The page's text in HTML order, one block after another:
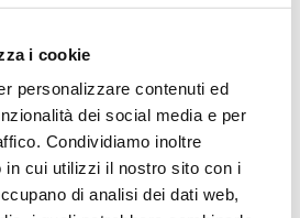
i cookie
personalizzare contenuti ed
dei social media e per
Condividiamo inoltre
in cui utilizzi il nostro sito con i
di analisi dei dati web,
supervisione del Comitato
una serie di questioni
delle forze di
sicurezza
i maltrattamenti, la
delle condizioni di
,la durata dei
efficaci
, la
protezione